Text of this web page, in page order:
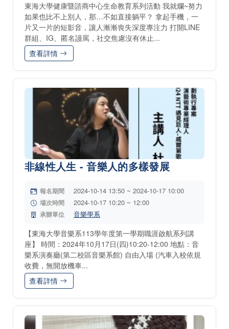
東海大學健康暨諮商中心生命教育系列活動 我就爛~努力
如果也比不上別人，那…不如直接躺平？ 拿起手機，一
片又一片的短影音，讓人漸漸喪失深度專注力 打開LINE
群組、IG、匿名謾罵，社交焦慮沒有休止...
查看詳情
非線性人生 - 音樂人的多樣發展
報名期間 2024-10-14 13:50 ~ 2024-10-17 10:00
場次時間 2024-10-17 10:20 ~ 12:00
承辦單位 音樂學系
【東海大學音樂系113學年度第一學期職涯啟航系列講
座】 時間：2024年10月17日(四)10:20-12:00 地點：音
樂系演奏廳(第二校區音樂系館) 自由入場 (汽車入校依規
收費，無開放機車...
查看詳情